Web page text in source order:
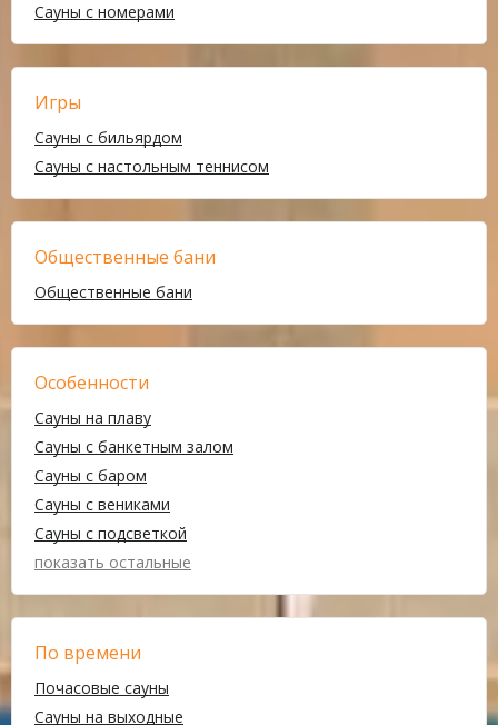
Сауны с номерами
Игры
Сауны с бильярдом
Сауны с настольным теннисом
Общественные бани
Общественные бани
Особенности
Сауны на плаву
Сауны с банкетным залом
Сауны с баром
Сауны с вениками
Сауны с подсветкой
показать остальные
По времени
Почасовые сауны
Сауны на выходные